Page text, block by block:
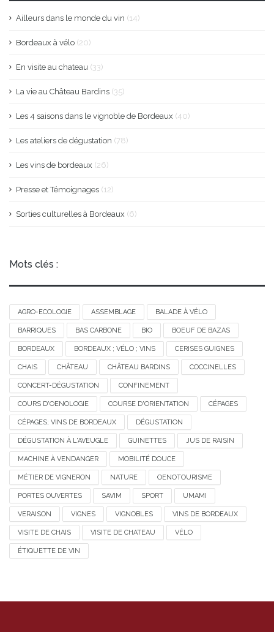
Ailleurs dans le monde du vin (14)
Bordeaux à vélo (20)
En visite au chateau (33)
La vie au Château Bardins (35)
Les 4 saisons dans le vignoble de Bordeaux (40)
Les ateliers de dégustation (78)
Les vins de bordeaux (26)
Presse et Témoignages (12)
Sorties culturelles à Bordeaux (6)
Mots clés :
AGRO-ECOLOGIE ASSEMBLAGE BALADE À VÉLO
BARRIQUES BAS CARBONE BIO BOEUF DE BAZAS
BORDEAUX BORDEAUX ; VÉLO ; VINS CERISES GUIGNES
CHAIS CHÂTEAU CHÂTEAU BARDINS COCCINELLES
CONCERT-DÉGUSTATION CONFINEMENT
COURS D'OENOLOGIE COURSE D'ORIENTATION CÉPAGES
CÉPAGES; VINS DE BORDEAUX DÉGUSTATION
DÉGUSTATION À L'AVEUGLE GUINETTES JUS DE RAISIN
MACHINE À VENDANGER MOBILITÉ DOUCE
MÉTIER DE VIGNERON NATURE OENOTOURISME
PORTES OUVERTES SAVIM SPORT UMAMI
VERAISON VIGNES VIGNOBLES VINS DE BORDEAUX
VISITE DE CHAIS VISITE DE CHATEAU VÉLO
ÉTIQUETTE DE VIN